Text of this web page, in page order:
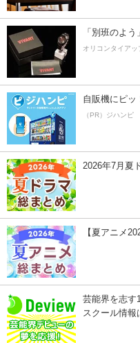
「別班のよ
オリコンタイアッ
自販機にピッ
（PR）ジハンピ
2026年7月夏
【夏アニメ
芸能界を志す
スクール情報